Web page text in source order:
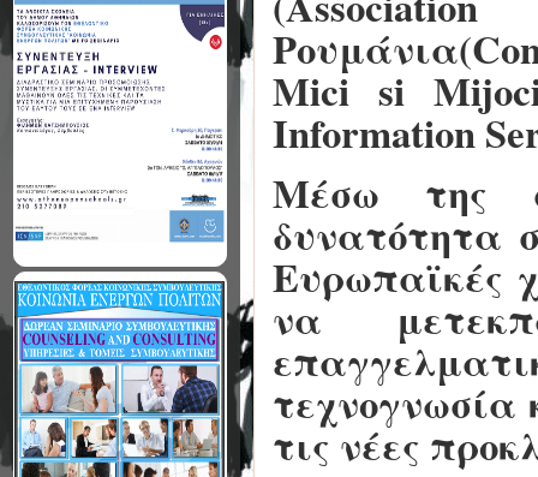
Mici si
Information
Μέσω της
δυνατότητα
Ευρωπαϊκές
να
τεχνογνωσία
τις νέες